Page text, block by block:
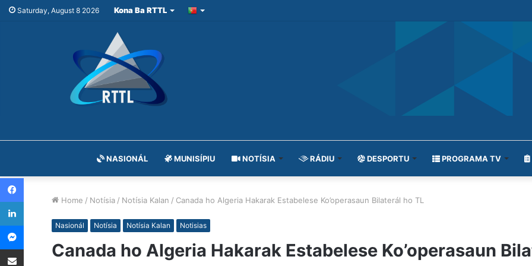
Saturday, August 8 2026 Kona Ba RTTL
NASIONÁL MUNISÍPIU NOTÍSIA RÁDIU DESPORTU PROGRAMA TV
Home / Notísia / Notísia Kalan / Canada ho Algeria Hakarak Estabelese Ko’operasaun Bilaterál ho TL
Nasionál Notísia Notísia Kalan Notisias
Canada ho Algeria Hakarak Estabelese Ko’operasaun
Facebook
LinkedIn
Messenger